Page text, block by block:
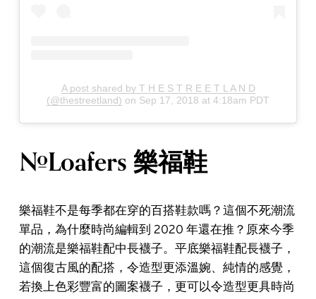
A post shared by T H E S T R E E T L A N D
(@thestreetland) on Sep 17, 2018 at 4:18am PDT
#Loafers 樂福鞋
樂福鞋不是每季都在穿的百搭鞋款嗎？這個不死潮流
單品，為什麼時尚編輯到 2020 年還在推？原來今季
的潮流是樂福鞋配中長襪子。平底樂福鞋配長襪子，
這個復古風的配搭，令造型更添溫婉、純情的感覺，
若換上色彩豐富的圖案襪子，更可以令造型更具時尚